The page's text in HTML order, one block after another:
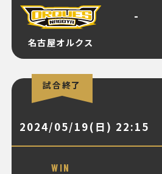
名古屋オルクス
-
試合終了
2024/05/19(日) 22:15
WIN